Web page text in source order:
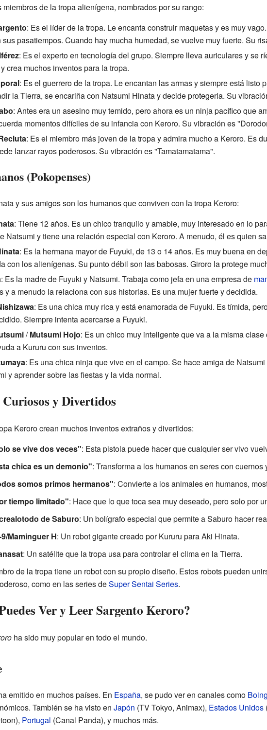
miembros de la tropa alienígena, nombrados por su rango:
: Es el líder de la tropa. Le encanta construir maquetas y es muy
sus pasatiempos. Cuando hay mucha humedad, se vuelve muy fuerte. Su
: Es el experto en tecnología del grupo. Siempre lleva auriculares y se
crea muchos inventos para la tropa.
: Es el guerrero de la tropa. Le encantan las armas y siempre está listo
la Tierra, se encariña con Natsumi Hinata y decide protegerla. Su
: Antes era un asesino muy temido, pero ahora es un ninja pacífico que
momentos difíciles de su infancia con Keroro. Su vibración es
: Es el miembro más joven de la tropa y admira mucho a Keroro. Es
lanzar rayos poderosos. Su vibración es "Tamatamatama".
(Pokopenses)
y sus amigos son los humanos que conviven con la tropa Keroro:
: Tiene 12 años. Es un chico tranquilo y amable, muy interesado en lo
Natsumi y tiene una relación especial con Keroro. A menudo, él es quien
: Es la hermana mayor de Fuyuki, de 13 o 14 años. Es muy buena en
con los alienígenas. Su punto débil son las babosas. Giroro la protege
: Es la madre de Fuyuki y Natsumi. Trabaja como jefa en una empresa de
y a menudo la relaciona con sus historias. Es una mujer fuerte y decidida.
: Es una chica muy rica y está enamorada de Fuyuki. Es tímida,
Siempre intenta acercarse a Fuyuki.
/Mutsumi Hojo: Es un chico muy inteligente que va a la misma
a Kururu con sus inventos.
: Es una chica ninja que vive en el campo. Se hace amiga de
y aprender sobre las fiestas y la vida normal.
y Divertidos
Keroro crean muchos inventos extraños y divertidos:
se vive dos veces": Esta pistola puede hacer que cualquier ser vivo
chica es un demonio": Transforma a los humanos en seres con cuernos
somos primos hermanos": Convierte a los animales en humanos,
tiempo limitado": Hace que lo que toca sea muy deseado, pero solo por
de Saburo: Un bolígrafo especial que permite a Saburo hacer
Maminguer H: Un robot gigante creado por Kururu para Aki Hinata.
: Un satélite que la tropa usa para controlar el clima en la Tierra.
de la tropa tiene un robot con su propio diseño. Estos robots pueden
como en las series deSuper Sentai Series.
Ver y Leer Sargento Keroro?
ha sido muy popular en todo el mundo.
emitido en muchos países. En España, se pudo ver en canales como Boing
También se ha visto en Japón (TV Tokyo, Animax), Estados Unidos
Portugal (Canal Panda), y muchos más.